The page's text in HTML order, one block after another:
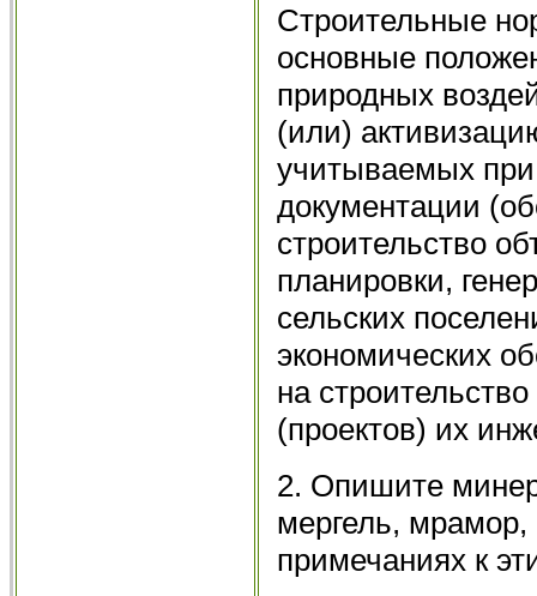
Строительные
основные
природных
(или)
учитываемых при
документации
строительство
планировки,
сельских
экономических
на
(проектов) их
2. Опишите
мергель,
примечаниях к